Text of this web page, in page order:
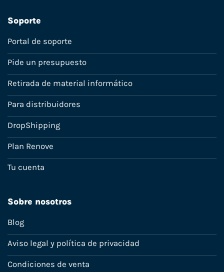
Soporte
Portal de soporte
Pide un presupuesto
Retirada de material informático
Para distribuidores
DropShipping
Plan Renove
Tu cuenta
Sobre nosotros
Blog
Aviso legal y política de privacidad
Condiciones de venta